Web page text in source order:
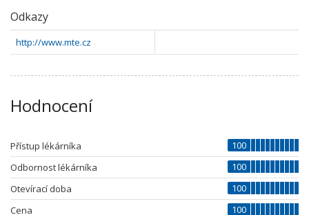
Odkazy
http://www.mte.cz
Hodnocení
Přístup lékárníka
100
Odbornost lékárníka
100
Otevírací doba
100
Cena
100